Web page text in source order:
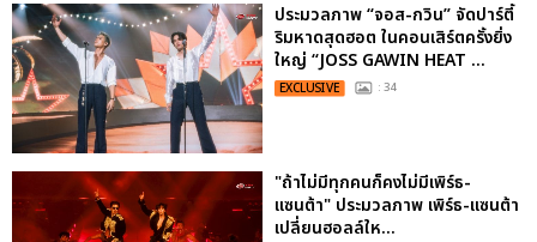
ประมวลภาพ “จอส-กวิน” จัดปาร์ตี้
ริมหาดสุดฮอต ในคอนเสิร์ตครั้งยิ่ง
ใหญ่ “JOSS GAWIN HEAT ...
EXCLUSIVE : 34
"ถ้าไม่มีทุกคนก็คงไม่มีเพิร์ธ-
แซนต้า" ประมวลภาพ เพิร์ธ-แซนต้า
เปลี่ยนฮอลล์ให...